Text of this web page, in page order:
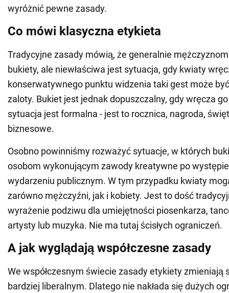
wyróżnić pewne zasady.
Co mówi klasyczna etykieta
Tradycyjne zasady mówią, że generalnie
bukiety, ale niewłaściwa jest sytuacja, gdy kwiaty
konserwatywnego punktu widzenia taki gest może
zaloty. Bukiet jest jednak dopuszczalny, gdy wręcza
sytuacja jest formalna - jest to rocznica, nagroda,
biznesowe.
Osobno powinniśmy rozważyć sytuacje, w których
osobom wykonującym zawody kreatywne po
wydarzeniu publicznym. W tym przypadku kwiaty
zarówno mężczyźni, jak i kobiety. Jest to dość
wyrażenie podziwu dla umiejętności piosenkarza,
artysty lub muzyka. Nie ma tutaj ścisłych ograniczeń.
A jak wyglądają współczesne zasady
We współczesnym świecie zasady etykiety zmieniają
bardziej liberalnym. Dlatego nie nakłada się dużych